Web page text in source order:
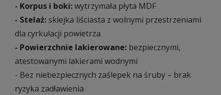
- Korpus i boki:wytrzymała płyta MDF
- Stelaż:sklejka liściasta z wolnymi przestrzeniami
dla cyrkulacji powietrza
- Powierzchnie lakierowane: bezpiecznymi,
atestowanymi lakierami wodnymi
- Bez niebezpiecznych zaślepek na śruby – brak
ryzyka zadławienia